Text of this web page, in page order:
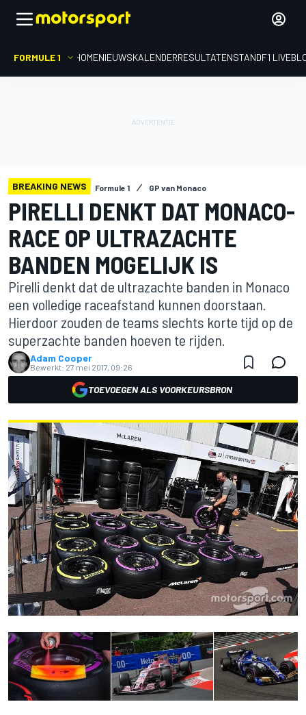
FORMULE 1 HOMENIEUWSKALENDERRESULTATENSTANDF1
BREAKING NEWS Formule 1 GP van Monaco
PIRELLI DENKT DAT MONACO-
RACE OP ULTRAZACHTE
BANDEN MOGELIJK IS
Pirelli denkt dat de ultrazachte banden in Monaco
een volledige raceafstand kunnen doorstaan.
Hierdoor zouden de teams slechts korte tijd op de
superzachte banden hoeven te rijden.
Adam Cooper
Bewerkt: 27 mei 2017, 09:26
TOEVOEGEN ALS VOORKEURSBRON